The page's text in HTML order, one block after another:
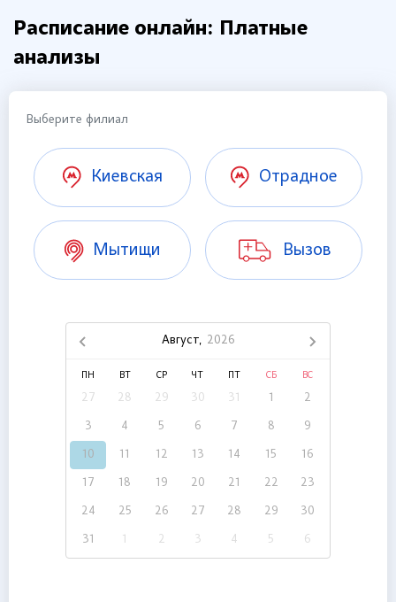
Расписание онлайн: Платные
анализы
Выберите филиал
Киевская Отрадное
Мытищи Вызов
Август, 2026
ПН ВТ СР ЧТ СБ ВС
27 28 29 30 31 1 2
3 4 5 6 7 8 9
10 11 12 13 14 15 16
17 18 19 20 21 22 23
24 25 26 27 28 29 30
31 1 2 3 4 5 6